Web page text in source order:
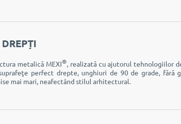
metalică MEXI®, realizată cu ajutorul tehnologiilor
perfect drepte, unghiuri de 90 de grade, fără
mai mari, neafectând stilul arhitectural.